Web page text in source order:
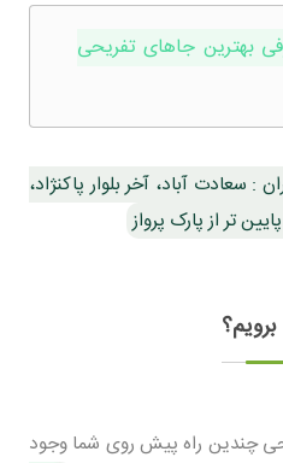
بهترین جاهای تفریحی
سعادت آباد، آخر بلوار پاکنژاد،
تر از پارک پرواز
چندین راه پیش روی شما وجود